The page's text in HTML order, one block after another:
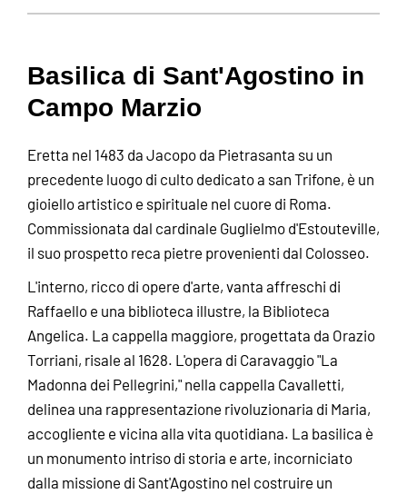
Basilica di Sant'Agostino in
Campo Marzio
Eretta nel 1483 da Jacopo da Pietrasanta su un
precedente luogo di culto dedicato a san Trifone, è un
gioiello artistico e spirituale nel cuore di Roma.
Commissionata dal cardinale Guglielmo d'Estouteville,
il suo prospetto reca pietre provenienti dal Colosseo.
L'interno, ricco di opere d'arte, vanta affreschi di
Raffaello e una biblioteca illustre, la Biblioteca
Angelica. La cappella maggiore, progettata da Orazio
Torriani, risale al 1628. L'opera di Caravaggio "La
Madonna dei Pellegrini," nella cappella Cavalletti,
delinea una rappresentazione rivoluzionaria di Maria,
accogliente e vicina alla vita quotidiana. La basilica è
un monumento intriso di storia e arte, incorniciato
dalla missione di Sant'Agostino nel costruire un